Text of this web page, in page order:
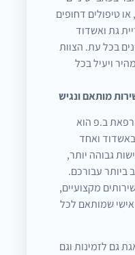
טיפולים דחופים
גת ואשדוד
בכל עת. הצוות
ויעיל בכל
מותאם ונגיש
ב.פ הוא
ואחד
גבוהה יותר,
ביותר עבורכם.
מקצועיים,
שמותאם לכל
גם לזמינות וגם